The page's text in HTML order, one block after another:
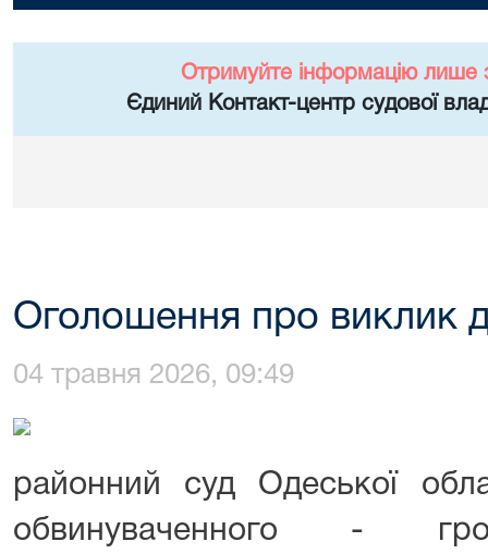
Отримуйте інформацію лише
Єдиний Контакт-центр судової
Оголошення про виклик
04 травня 2026, 09:49
районний суд Одеської
обвинуваченного -